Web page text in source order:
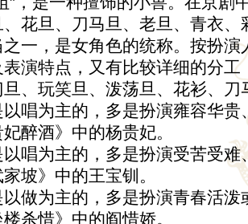
花旦、刀马旦、老旦、青衣、
一，是女角色的统称。按扮演
演特点，又有比较详细的分工
、玩笑旦、泼荡旦、花衫、刀
唱为主的，多是扮演雍容华贵
醉酒》中的杨贵妃。
为主的，多是扮演受苦受难
坡》中的王宝钏。
为主的，多是扮演青春活泼
杀惜》中的阎惜娇。